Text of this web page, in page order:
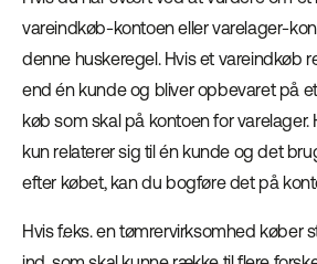
vareindkøb-kontoen eller varelager-
denne huskeregel. Hvis et vareindkøb
end én kunde og bliver opbevaret på
køb som skal på kontoen for varelager.
kun relaterer sig til én kunde og det
efter købet, kan du bogføre det på
Hvis f.eks. en tømrervirksomhed